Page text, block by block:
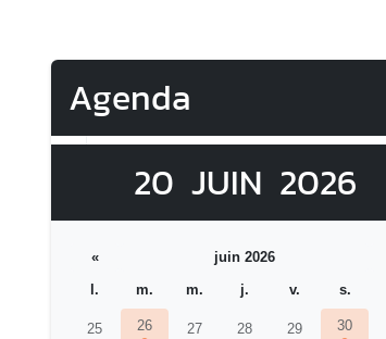
Agenda
20 JUIN 2026
« juin 2026
l.
m. m. j. v. s.
25 26 27 28 29 30